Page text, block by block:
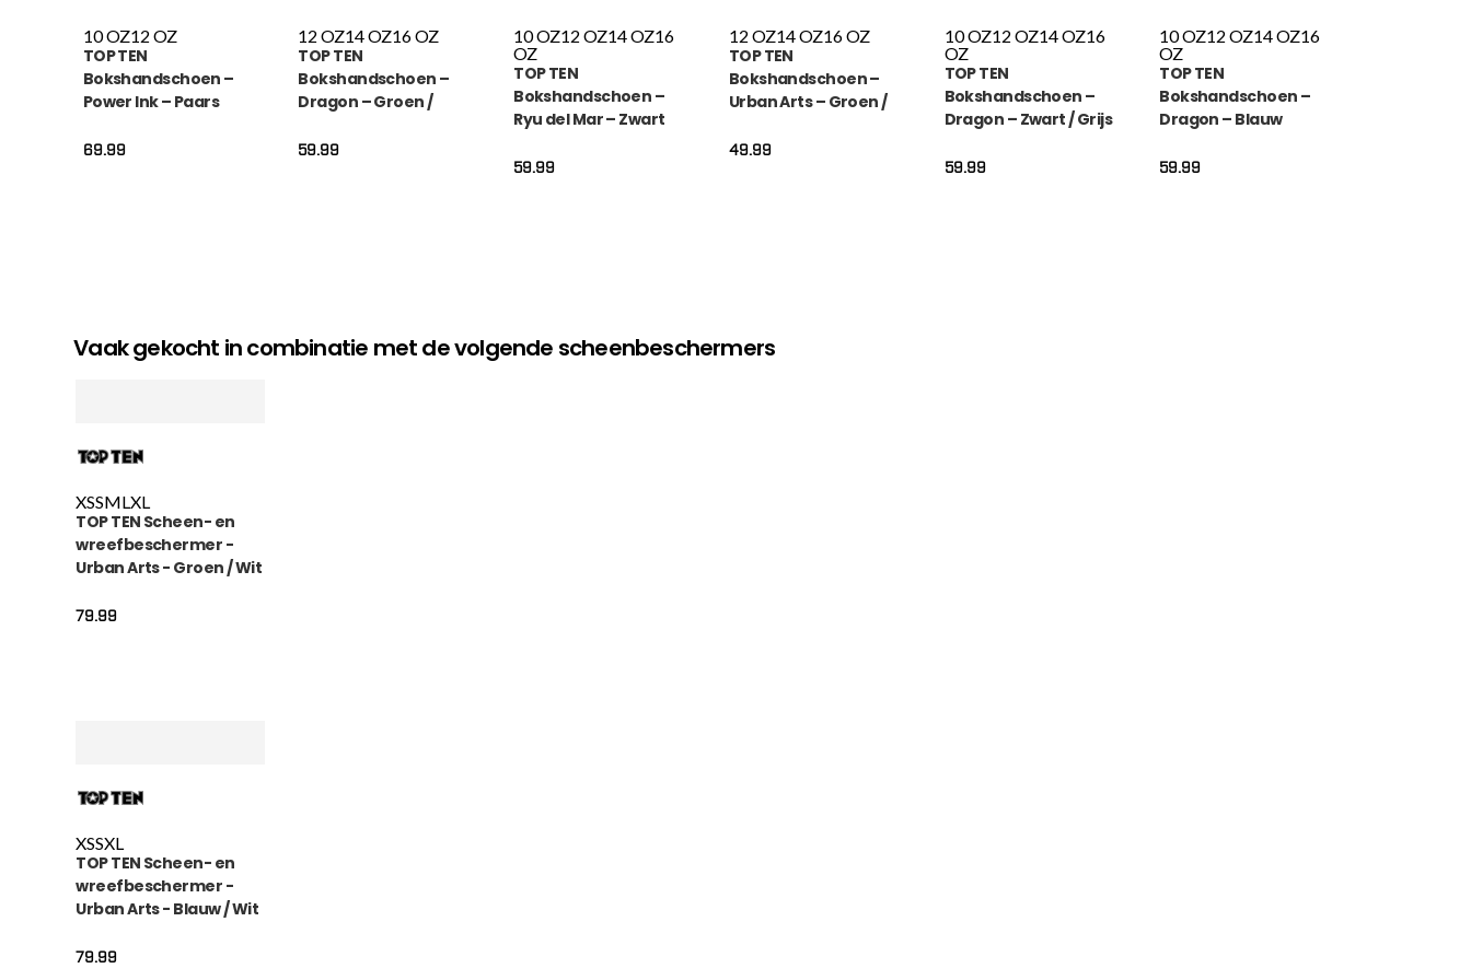
10 OZ12 OZ
TOP TEN
Bokshandschoen –
Power Ink – Paars
69.99
12 OZ14 OZ16 OZ
TOP TEN
Bokshandschoen –
Dragon – Groen /
59.99
10 OZ12 OZ14 OZ16
OZ
TOP TEN
Bokshandschoen –
Ryu del Mar – Zwart
59.99
12 OZ14 OZ16 OZ
TOP TEN
Bokshandschoen –
Urban Arts – Groen /
49.99
10 OZ12 OZ14 OZ16
OZ
TOP TEN
Bokshandschoen –
Dragon – Zwart / Grijs
59.99
10 OZ12 OZ14 OZ16
OZ
TOP TEN
Bokshandschoen –
Dragon – Blauw
59.99
Vaak gekocht in combinatie met de volgende scheenbeschermers
XSSMLXL
TOP TEN Scheen- en
wreefbeschermer -
Urban Arts - Groen / Wit
79.99
XSSXL
TOP TEN Scheen- en
wreefbeschermer -
Urban Arts - Blauw / Wit
79.99